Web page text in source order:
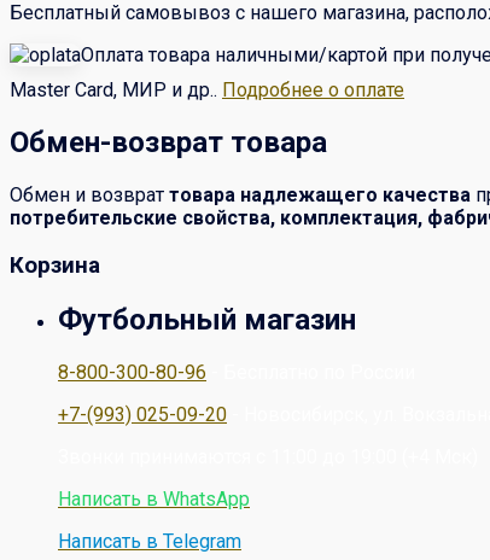
Бесплатный самовывоз с нашего магазина,
Оплата товара наличными/картой при
Master Card, МИР и др.. Подробнее о оплате
Обмен-возврат товара
Обмен и возврат товара надлежащего качества
потребительские свойства, комплектация,
Корзина
Футбольный магазин
8-800-300-80-96
+7-(993) 025-09-20
Написать в WhatsApp
Написать в Telegram